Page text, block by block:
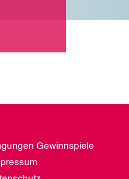
Gewinnspiele